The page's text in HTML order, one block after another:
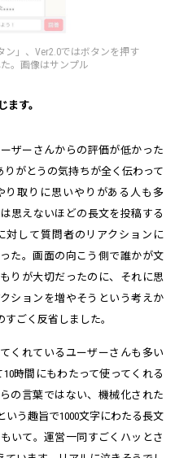
ン」、Ver2.0ではボタンを押す
。画像はサンプル
す。
ザーさんからの評価が低かった
りがとうの気持ちが全く伝わって
り取りに思いやりがある人も多
思えないほどの長文を投稿する
対して質問者のリアクションに
た。画面の向こう側で誰かが文
りが大切だったのに、それに思
ションを増やそうという考えか
ごく反省しました。
くれているユーザーさんも多い
時間にもわたって使ってくれる
の言葉ではない、機械化された
いう趣旨で1000文字にわたる長文
いて。運営一同すごくハッとさ